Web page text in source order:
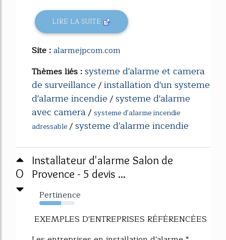
LIRE LA SUITE
Site :alarmejpcom.com
Thèmes liés :systeme d'alarme et camera
de surveillance/installation d'un systeme
d'alarme incendie/systeme d'alarme
avec camera/ systeme d'alarme incendie
adressable/systeme d'alarme incendie
0
Installateur d'alarme Salon de
Provence - 5 devis ...
Pertinence
61%
EXEMPLES D'ENTREPRISES RÉFÉRENCÉES